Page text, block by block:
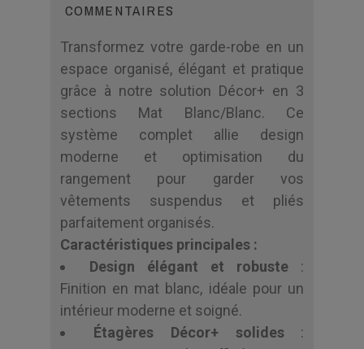
COMMENTAIRES
Transformez votre garde-robe en un
espace organisé, élégant et pratique
grâce à notre solution Décor+ en 3
sections Mat Blanc/Blanc. Ce
système complet allie design
moderne et optimisation du
rangement pour garder vos
vêtements suspendus et pliés
parfaitement organisés.
Caractéristiques principales :
Design élégant et robuste :
Finition en mat blanc, idéale pour un
intérieur moderne et soigné.
Étagères Décor+ solides: